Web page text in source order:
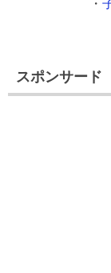
・
スポンサード